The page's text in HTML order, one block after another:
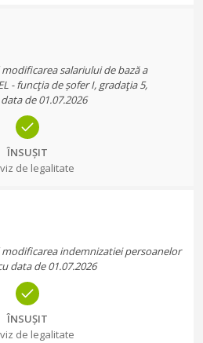
salariului de bază a
- funcţia de șofer I, gradaţia 5,
de 01.07.2026
ÎNSUȘIT
de legalitate
indemnizatiei persoanelor
data de 01.07.2026
ÎNSUȘIT
de legalitate